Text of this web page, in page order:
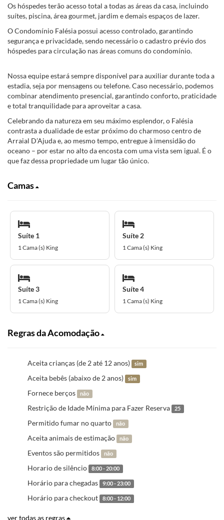
Os hóspedes terão acesso total a todas as áreas da casa, incluindo
suítes, piscina, área gourmet, jardim e demais espaços de lazer.
O Condomínio Falésia possui acesso controlado, garantindo
segurança e privacidade, sendo necessário o cadastro prévio dos
hóspedes para circulação nas áreas comuns do condomínio.
Nossa equipe estará sempre disponível para auxiliar durante toda a
estadia, seja por mensagens ou telefone. Caso necessário, podemos
combinar atendimento presencial, garantindo conforto, praticidade
e total tranquilidade para aproveitar a casa.
Celebrando da natureza em seu máximo esplendor, o Falésia
contrasta a dualidade de estar próximo do charmoso centro de
Arraial D’Ajuda e, ao mesmo tempo, entregue à imensidão do
oceano – por estar no alto da encosta com uma vista sem igual. É o
que faz dessa propriedade um lugar tão único.
Camas
Suíte 1
1 Cama (s) King
Suíte 2
1 Cama (s) King
Suíte 3
1 Cama (s) King
Suíte 4
1 Cama (s) King
Regras da Acomodação
Aceita crianças (de 2 até 12 anos) sim
Aceita bebês (abaixo de 2 anos) sim
Fornece berços não
Restrição de Idade Mínima para Fazer Reserva 25
Permitido fumar no quarto não
Aceita animais de estimação não
Eventos são permitidos não
Horario de silêncio 8:00 - 20:00
Horário para chegadas 9:00 - 23:00
Horário para checkout 8:00 - 12:00
ver todas as regras